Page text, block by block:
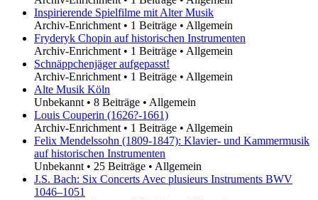
Inspirierende Spielfilme mit Alter Musik
Archiv-Enrichment • 1 Beiträge • Allgemein
Fryderyk Chopin auf historischen Instrumenten
Archiv-Enrichment • 1 Beiträge • Allgemein
Schnäppchenjäger aufgepasst!
Archiv-Enrichment • 1 Beiträge • Allgemein
Alte Musik Köln
Unbekannt • 8 Beiträge • Allgemein
Louis Couperin (1626?-1661)
Archiv-Enrichment • 1 Beiträge • Allgemein
Felix Mendelssohn (1809-1847): Klavier- und Kammermusik
auf historischen Instrumenten
Unbekannt • 25 Beiträge • Allgemein
J.S. Bach: Six Concerts Avec plusieurs Instruments BWV
1046–1051